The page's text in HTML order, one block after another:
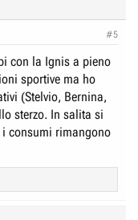
#5
con la Ignis a pieno
sportive ma ho
(Stelvio, Bernina,
sterzo. In salita si
i consumi rimangono